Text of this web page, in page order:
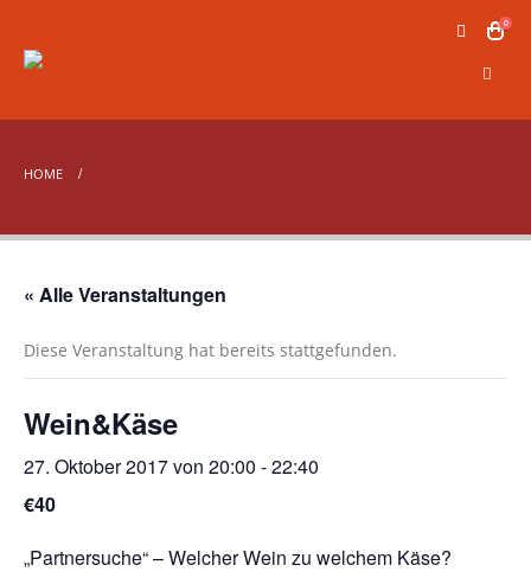
0
HOME
« Alle Veranstaltungen
Diese Veranstaltung hat bereits stattgefunden.
Wein&Käse
27. Oktober 2017 von 20:00 -22:40
€40
„Partnersuche“ – Welcher Wein zu welchem Käse?